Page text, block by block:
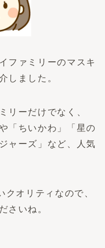
ファミリーのマスキ
しました。
リーだけでなく、
「ちいかわ」「星の
ャーズ」など、人気
クオリティなので、
さいね。